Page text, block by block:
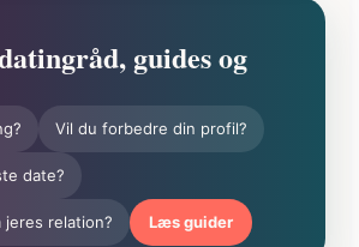
guides og
Vil du forbedre din profil?
date?
jeres relation? Læs guider